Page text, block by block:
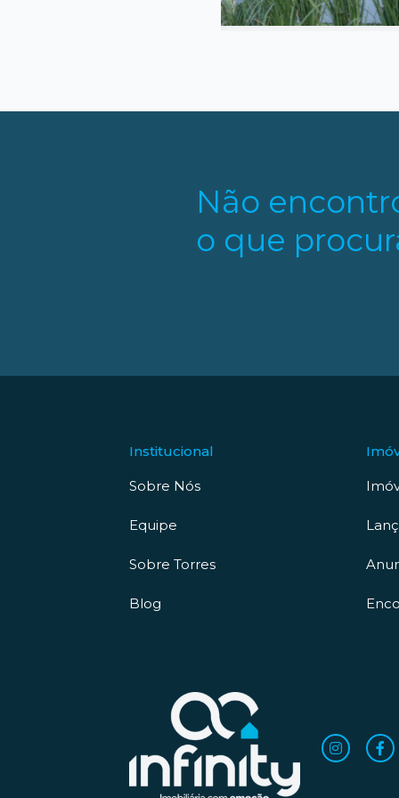
Não
o que
Institucional
Sobre Nós
Equipe
Sobre Torres
Blog